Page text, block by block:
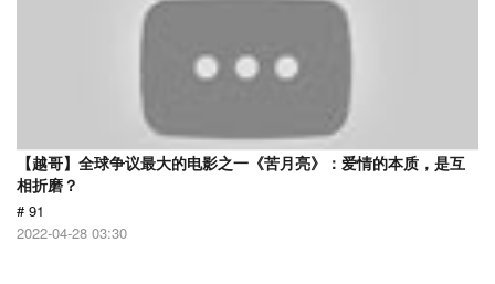
【越哥】全球争议最大的电影之一《苦月亮》：爱情的本质，是互
相折磨？
# 91
2022-04-28 03:30